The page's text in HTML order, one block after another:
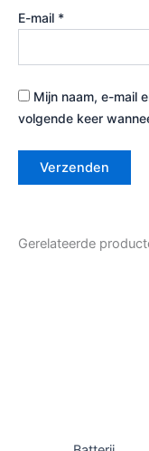
E-mail *
Mijn naam, e-mail
volgende keer
Gerelateerde